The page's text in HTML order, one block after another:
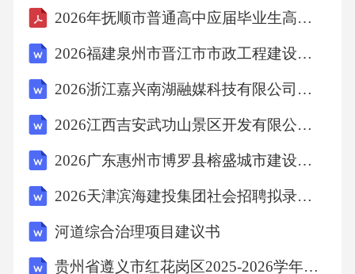
原体；C项保护易感人群指接种疫苗；D项清除
B。12．市场经济中，供求关系通过价格机制调
节资源配置，当商品供给超过需求时，通常会
发生什么现象？()A、价格上升B、价格下降C、
生产扩大D、成本增加答案：B解析：市场经济
中，供求关系影响价格。当供给超过需求，商
品积压，卖家为促销会降低价格。A项价格上升
发生在供不应求时；C项生产扩大会导致供给增
加；D项成本增加与供求关系无直接联系。故选
2026年抚顺市普通高中应届毕业生高考模拟考试化学试题+答案
2026福建泉州市晋江市市政工程建设有限公司权属公司招聘项目制工作人员总及综合名次笔试历年参考题库附带答案详解
2026浙江嘉兴南湖融媒科技有限公司招聘1人笔试历年参考题库附带答案详解
2026江西吉安武功山景区开发有限公司招聘劳务派遣人员考试安排笔试历年参考题库附带答案详解
2026广东惠州市博罗县榕盛城市建设投资有限公司下属全资子公司招聘笔试及笔试历年参考题库附带答案详解
2026天津滨海建投集团社会招聘拟录用人员笔试历年参考题库附带答案详解
河道综合治理项目建议书
贵州省遵义市红花岗区2025-2026学年四下数学期末检测试题含解析